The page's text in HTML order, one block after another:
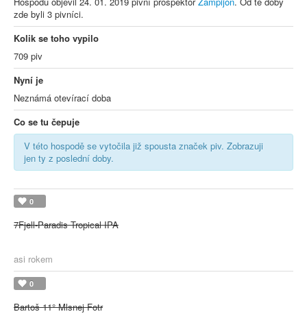
zde byli 3 pivníci.
Kolik se toho vypilo
709 piv
Nyní je
Neznámá otevírací doba
Co se tu čepuje
V této hospodě se vytočila již spousta značek piv. Zobrazuji
jen ty z poslední doby.
0
7Fjell-Paradis Tropical IPA
asi rokem
0
Bartoš 11° Mlsnej Fotr